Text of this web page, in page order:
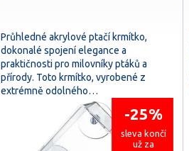
Průhledné akrylové ptačí krmítko,
dokonalé spojení elegance a
praktičnosti pro milovníky ptáků a
přírody. Toto krmítko, vyrobené z
extrémně odolného…
-25%
sleva končí
už za